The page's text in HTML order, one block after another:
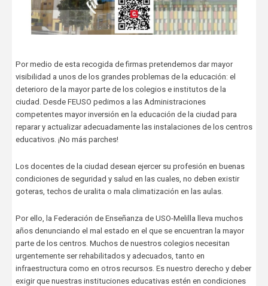
Por medio de esta recogida de firmas pretendemos dar mayor
visibilidad a unos de los grandes problemas de la educación: el
deterioro de la mayor parte de los colegios e institutos de la
ciudad. Desde FEUSO pedimos a las Administraciones
competentes mayor inversión en la educación de la ciudad para
reparar y actualizar adecuadamente las instalaciones de los centros
educativos. ¡No más parches!
Los docentes de la ciudad desean ejercer su profesión en buenas
condiciones de seguridad y salud en las cuales, no deben existir
goteras, techos de uralita o mala climatización en las aulas.
Por ello, la Federación de Enseñanza de USO-Melilla lleva muchos
años denunciando el mal estado en el que se encuentran la mayor
parte de los centros. Muchos de nuestros colegios necesitan
urgentemente ser rehabilitados y adecuados, tanto en
infraestructura como en otros recursos. Es nuestro derecho y deber
exigir que nuestras instituciones educativas estén en condiciones